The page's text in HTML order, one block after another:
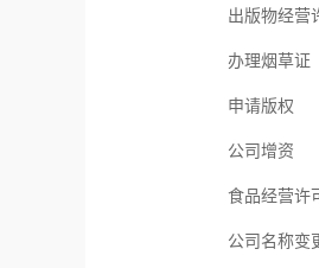
出版物经营
办理烟草证
申请版权
公司增资
食品经营许
公司名称变